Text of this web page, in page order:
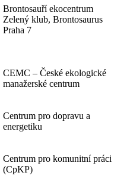
Brontosauří ekocentrum
Zelený klub, Brontosaurus
Praha 7
CEMC – České ekologické
manažerské centrum
Centrum pro dopravu a
energetiku
Centrum pro komunitní práci
(CpKP)